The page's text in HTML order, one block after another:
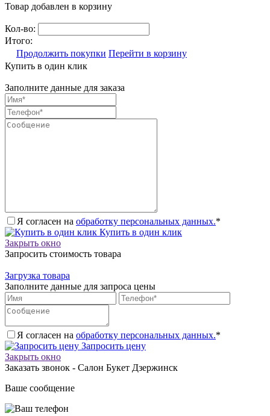
Товар добавлен в корзину
Кол-во:
Итого:
Продолжить покупки Перейти в корзину
Купить в один клик
Заполните данные для заказа
Я согласен на обработку персональных данных.*
Купить в один клик
Закрыть окно
Запросить стоимость товара
Загрузка товара
Заполните данные для запроса цены
Я согласен на обработку персональных данных.*
Запросить цену
Закрыть окно
Заказать звонок - Салон Букет Дзержинск
Ваше сообщение